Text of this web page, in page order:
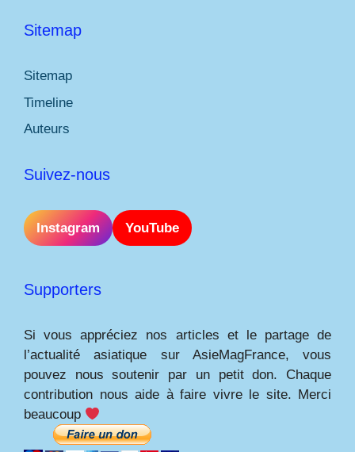
Sitemap
Sitemap
Timeline
Auteurs
Suivez-nous
Instagram YouTube
Supporters
Si vous appréciez nos articles et le partage de
l’actualité asiatique sur AsieMagFrance, vous
pouvez nous soutenir par un petit don. Chaque
contribution nous aide à faire vivre le site. Merci
beaucoup